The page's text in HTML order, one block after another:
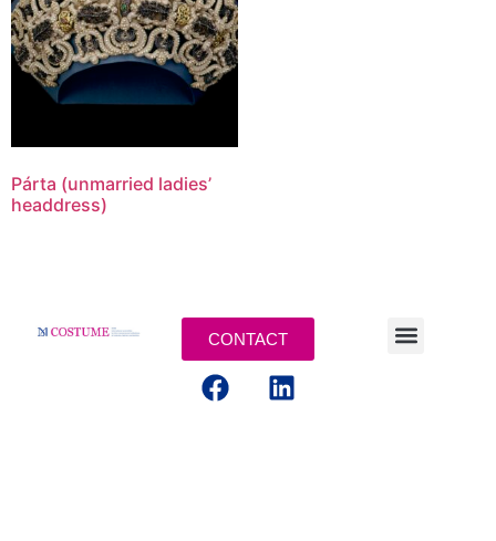
Párta (unmarried ladies’
headdress)
CONTACT